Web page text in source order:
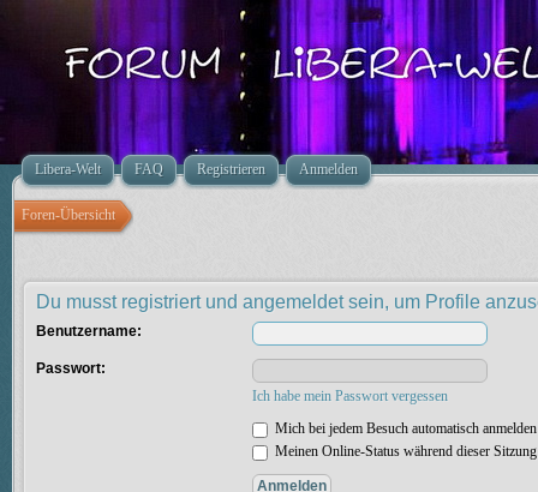
Libera-Welt FAQ Registrieren Anmelden
Foren-Übersicht
Du musst registriert und angemeldet sein, um Profile
Benutzername:
Passwort:
Ich habe mein Passwort vergessen
Mich bei jedem Besuch automatisch anmelden
Meinen Online-Status während dieser